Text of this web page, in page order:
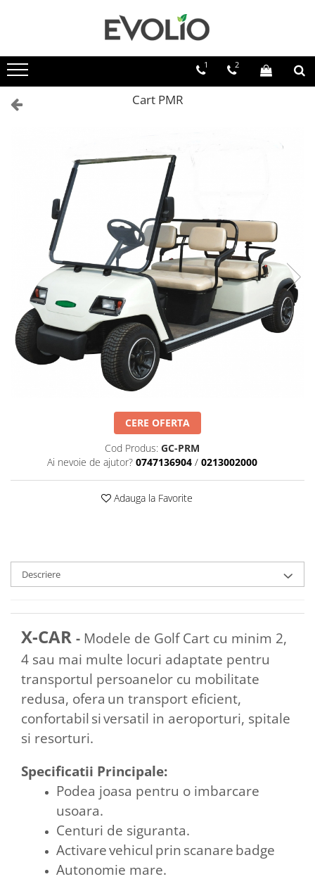
1 2
Cart PMR
CERE OFERTA
Cod Produs: GC-PRM
Ai nevoie de ajutor? 0747136904 / 0213002000
Adauga la Favorite
Descriere
X-CAR - Modele de Golf Cart cu minim 2,
4 sau mai multe locuri adaptate pentru
transportul persoanelor cu mobilitate
redusa, ofera un transport eficient,
confortabil siversatil in aeroporturi, spitale
si resorturi.
Specificatii Principale:
Podea joasa pentru o imbarcare
usoara.
Centuri de siguranta.
Activarevehicul prin scanare badge
Autonomie mare.